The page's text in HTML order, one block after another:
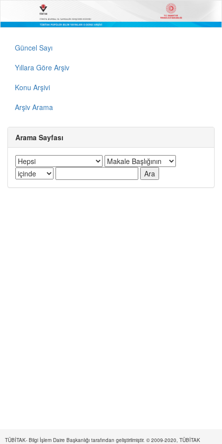
Güncel Sayı
Yıllara Göre Arşiv
Konu Arşivi
Arşiv Arama
Arama Sayfası
TÜBİTAK- Bilgi İşlem Daire Başkanlığı tarafından geliştirilmiştir. © 2009-2020, TÜBİTAK